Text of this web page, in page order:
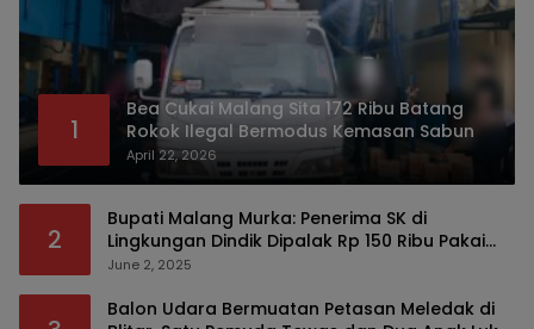
1
Bea Cukai Malang Sita 172 Ribu Batang
Rokok Ilegal Bermodus Kemasan Sabun
April 22, 2026
2
Bupati Malang Murka: Penerima SK di
Lingkungan Dindik Dipalak Rp 150 Ribu Pakai
Modus Tumpengan, KPK Turut Pantau
June 2, 2025
Balon Udara Bermuatan Petasan Meledak di